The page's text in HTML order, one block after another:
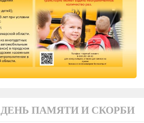
ДЕНЬ ПАМЯТИ И СКОРБИ